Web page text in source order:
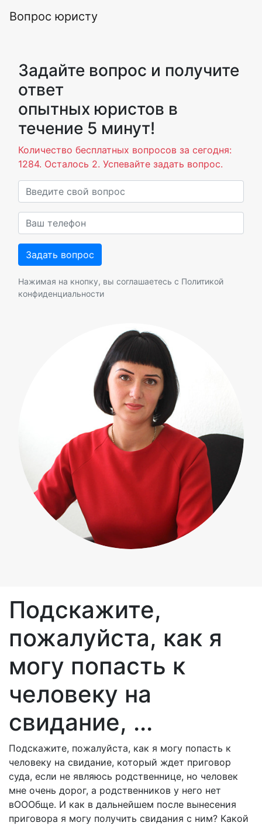
Вопрос юристу
Задайте вопрос и получите
ответ
опытных юристов в
течение 5 минут!
Количество бесплатных вопросов за сегодня:
1284. Осталось 2. Успевайте задать вопрос.
Нажимая на кнопку, вы соглашаетесь с Политикой
конфиденциальности
Подскажите,
пожалуйста, как я
могу попасть к
человеку на
свидание, ...
Подскажите, пожалуйста, как я могу попасть к
человеку на свидание, который ждет приговор
суда, если не являюсь родственнице, но человек
мне очень дорог, а родственников у него нет
вОООбще. И как в дальнейшем после вынесения
приговора я могу получить свидания с ним? Какой